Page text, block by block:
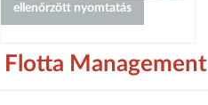
ellenőrzött nyomtatás
Flotta Management